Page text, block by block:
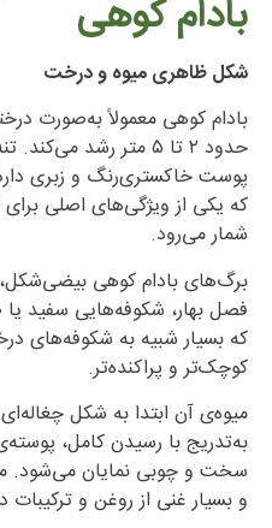
بادام کوهی
شکل ظاهری میوه و درخت
بادام کوهی معمولاً به‌صورت
حدود ۲ تا ۵ متر رشد
پوست خاکستری‌رنگ و زبری
که یکی از ویژگی‌های اصلی
شمار می‌رود.
برگ‌های بادام کوهی
فصل بهار، شکوفه‌هایی سفید
که بسیار شبیه به شکوفه‌های
کوچک‌تر و پراکنده‌تر.
میوه‌ی آن ابتدا به شکل
به‌تدریج با رسیدن کامل،
سخت و چوبی نمایان می‌شود.
و بسیار غنی از روغن و